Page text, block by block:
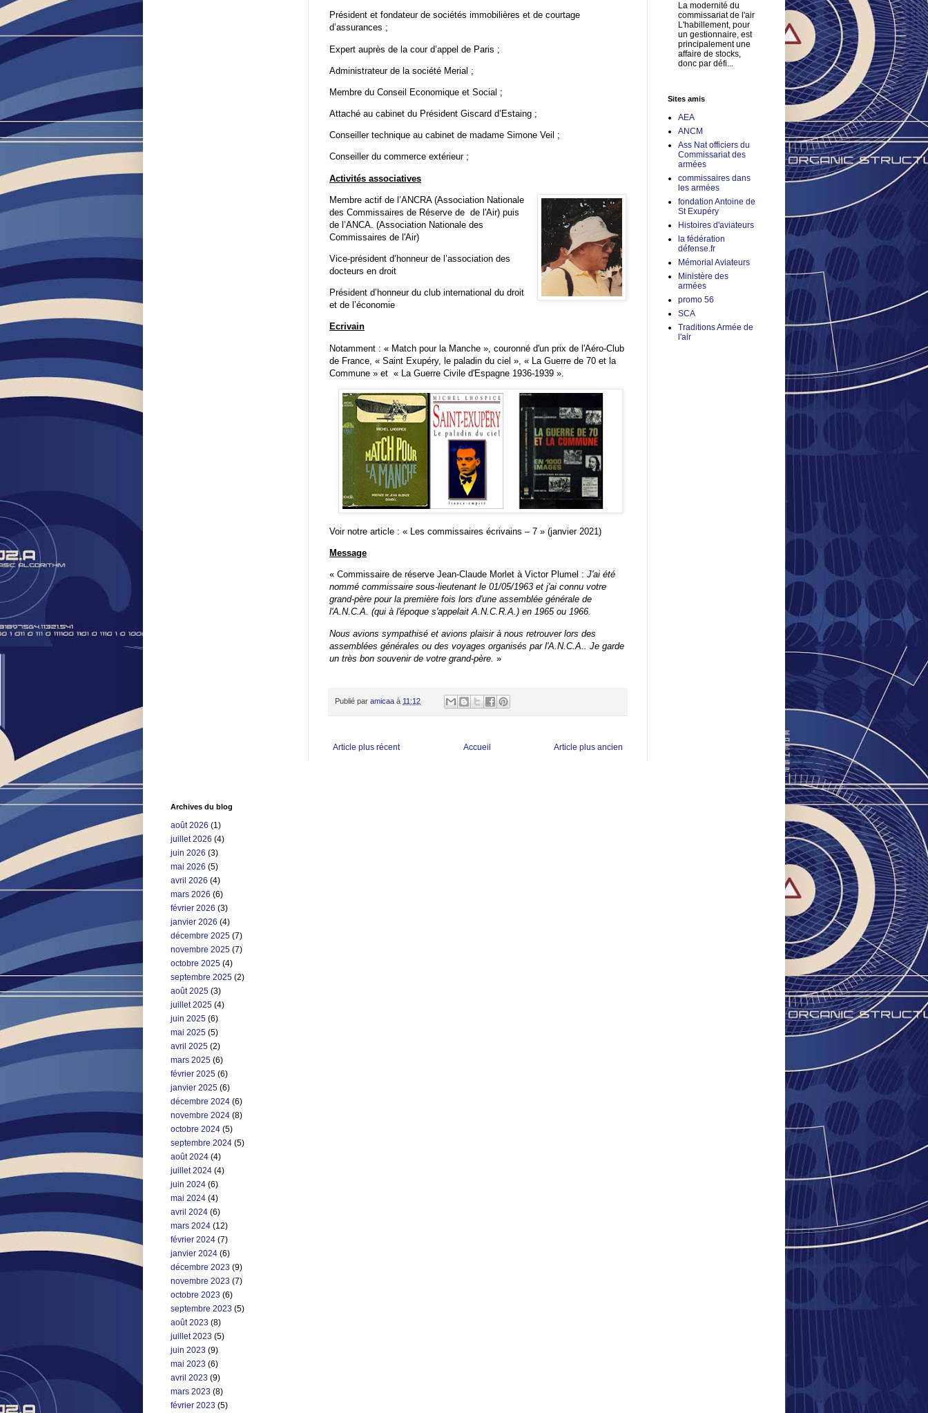
Président et fondateur de sociétés immobilières et de courtage
d’assurances ;
Expert auprès de la cour d’appel de Paris ;
Administrateur de la société Merial ;
Membre du Conseil Economique et Social ;
Attaché au cabinet du Président Giscard d’Estaing ;
Conseiller technique au cabinet de madame Simone Veil ;
Conseiller du commerce extérieur ;
Activités associatives
Membre actif de l’ANCRA (Association Nationale
des Commissaires de Réserve de de l'Air) puis
de l’ANCA. (Association Nationale des
Commissaires de l'Air)
Vice-président d’honneur de l’association des
docteurs en droit
Président d’honneur du club international du droit
et de l’économie
Ecrivain
Notamment : « Match pour la Manche », couronné d'un prix de l'Aéro-Club
de France, « Saint Exupéry, le paladin du ciel », « La Guerre de 70 et la
Commune » et « La Guerre Civile d'Espagne 1936-1939 ».
Voir notre article : « Les commissaires écrivains – 7 » (janvier 2021)
Message
« Commissaire de réserve Jean-Claude Morlet à Victor Plumel : J'ai été
nommé commissaire sous-lieutenant le 01/05/1963 et j'ai connu votre
grand-père pour la première fois lors d'une assemblée générale de
l'A.N.C.A. (qui à l'époque s'appelait A.N.C.R.A.) en 1965 ou 1966.
Nous avions sympathisé et avions plaisir à nous retrouver lors des
assemblées générales ou des voyages organisés par l'A.N.C.A.. Je garde
un très bon souvenir de votre grand-père. »
Publié par amicaa à 11:12
Article plus récent Article plus ancien
Accueil
La modernité du
commissariat de l'air
L'habillement, pour
un gestionnaire, est
principalement une
affaire de stocks,
donc par défi...
Sites amis
AEA
ANCM
Ass Nat officiers du
Commissariat des
armées
commissaires dans
les armées
fondation Antoine de
St Exupéry
Histoires d'aviateurs
la fédération
défense.fr
Mémorial Aviateurs
Ministère des
armées
promo 56
SCA
Traditions Armée de
l'air
Archives du blog
août 2026 (1)
juillet 2026 (4)
juin 2026 (3)
mai 2026 (5)
avril 2026 (4)
mars 2026 (6)
février 2026 (3)
janvier 2026 (4)
décembre 2025 (7)
novembre 2025 (7)
octobre 2025 (4)
septembre 2025 (2)
août 2025 (3)
juillet 2025 (4)
juin 2025 (6)
mai 2025 (5)
avril 2025 (2)
mars 2025 (6)
février 2025 (6)
janvier 2025 (6)
décembre 2024 (6)
novembre 2024 (8)
octobre 2024 (5)
septembre 2024 (5)
août 2024 (4)
juillet 2024 (4)
juin 2024 (6)
mai 2024 (4)
avril 2024 (6)
mars 2024 (12)
février 2024 (7)
janvier 2024 (6)
décembre 2023 (9)
novembre 2023 (7)
octobre 2023 (6)
septembre 2023 (5)
août 2023 (8)
juillet 2023 (5)
juin 2023 (9)
mai 2023 (6)
avril 2023 (9)
mars 2023 (8)
février 2023 (5)